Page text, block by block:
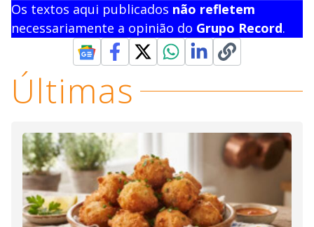
Os textos aqui publicados não refletem
necessariamente a opinião do Grupo Record.
Últimas